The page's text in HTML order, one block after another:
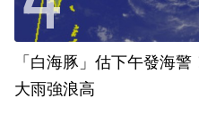
「白海豚」估下午發海
大雨強浪高